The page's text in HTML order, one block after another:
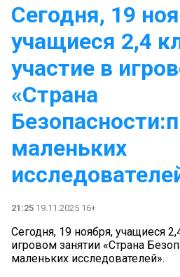
Сегодня, 19
учащиеся 2,4
участие в
«Страна
маленьких
21:25 19.11.2025 16+
Сегодня, 19 ноября, учащиеся
игровом занятии «Страна
маленьких исследователей».